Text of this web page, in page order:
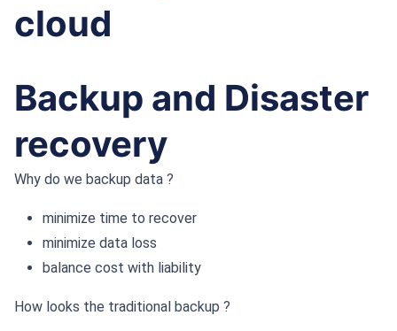
cloud
Backup and Disaster
recovery
Why do we backup data ?
minimize time to recover
minimize data loss
balance cost with liability
How looks the traditional backup ?